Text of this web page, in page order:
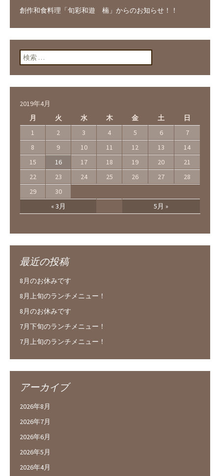
創作和食料理「旬彩和遊 楠」からのお知らせ！！
検索:
2019年4月
月
火 水 木 金 土 日
« 3月 5月 »
1 2 3 4 5 6
7
8
9 10 11 12 13
14
15
16 17 18 19 20
21
22
23 24 25 26 27
28
29
30
最近の投稿
8月のお休みです
8月上旬のランチメニュー！
8月のお休みです
7月下旬のランチメニュー！
7月上旬のランチメニュー！
アーカイブ
2026年8月
2026年7月
2026年6月
2026年5月
2026年4月